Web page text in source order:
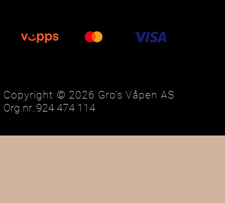
Copyright © 2026 Gro’s Våpen AS
Org.nr.:924 474 114